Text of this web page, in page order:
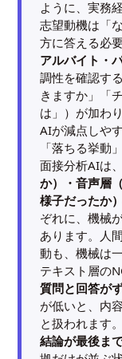
ように、実務
志望動機は「
方に答える必要
アルバイト・
調性を確認す
きますか」「
は」）が加わ
AIが減点しや
「落ちる挙動」
面接分析AIは
か）・音声層
様子だったか）
ぞれに、機械
あります。人
動も、機械は
テキスト層の
質問と回答が
が低いと、内
と扱われます。
結論が最後ま